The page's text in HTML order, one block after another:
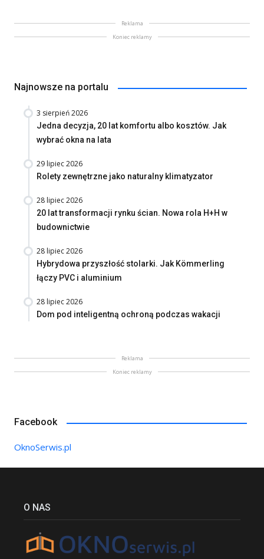
Reklama
Koniec reklamy
Najnowsze na portalu
3 sierpień 2026
Jedna decyzja, 20 lat komfortu albo kosztów. Jak
wybrać okna na lata
29 lipiec 2026
Rolety zewnętrzne jako naturalny klimatyzator
28 lipiec 2026
20 lat transformacji rynku ścian. Nowa rola H+H w
budownictwie
28 lipiec 2026
Hybrydowa przyszłość stolarki. Jak Kömmerling
łączy PVC i aluminium
28 lipiec 2026
Dom pod inteligentną ochroną podczas wakacji
Reklama
Koniec reklamy
Facebook
OknoSerwis.pl
O NAS